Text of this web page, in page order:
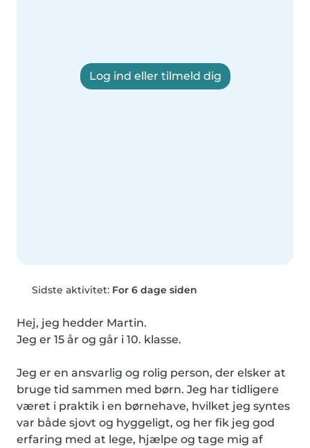
Log ind eller tilmeld dig
Sidste aktivitet: For 6 dage siden
Hej, jeg hedder Martin.
Jeg er 15 år og går i 10. klasse.
Jeg er en ansvarlig og rolig person, der elsker at
bruge tid sammen med børn. Jeg har tidligere
været i praktik i en børnehave, hvilket jeg syntes
var både sjovt og hyggeligt, og her fik jeg god
erfaring med at lege, hjælpe og tage mig af